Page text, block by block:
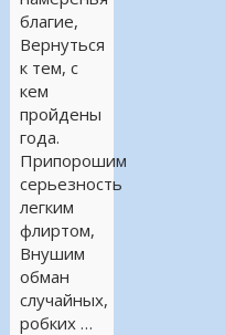
благие,
Вернуться
к тем, с
кем
пройдены
года.
Припорошим
серьезность
легким
флиртом,
Внушим
обман
случайных,
робких …